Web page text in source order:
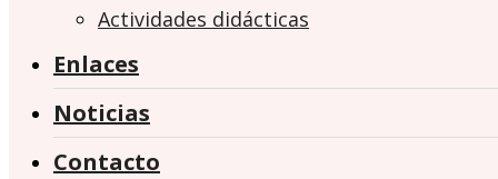
Actividades didácticas
Enlaces
Noticias
Contacto